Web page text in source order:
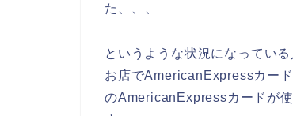
た、、、
というような状況になってい
お店でAmericanExpressカー
のAmericanExpressカードが